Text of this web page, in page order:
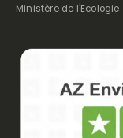
Ministère de l'Ecologie